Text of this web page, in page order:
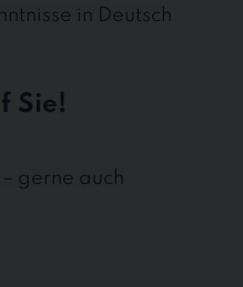
in Deutsch
Sie!
gerne auch